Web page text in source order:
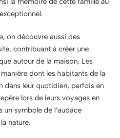
on découvre aussi des
contribuant à créer une
autour de la maison. Les
dont les habitants de la
dans leur quotidien, parfois en
lors de leurs voyages en
un symbole de l’audace
nature.